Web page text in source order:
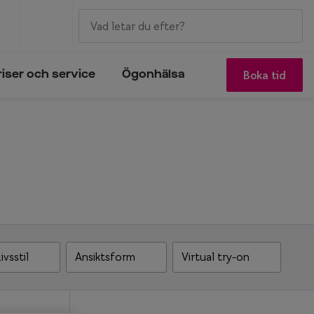
och service Ögonhälsa Boka tid
Ansiktsform Virtual try-on